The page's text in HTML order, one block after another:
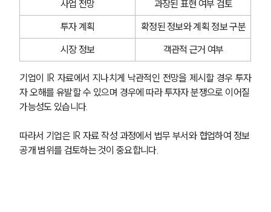
사업 전망
과장된 표현 여부 검토
투자 계획
확정된 정보와 계획 정보 구분
시장 정보
객관적 근거 여부
기업이 IR 자료에서 지나치게 낙관적인 전망을 제시할 경우 투자
자 오해를 유발할 수 있으며 경우에 따라 투자자 분쟁으로 이어질
가능성도 있습니다.
따라서 기업은 IR 자료 작성 과정에서 법무 부서와 협업하여 정보
공개 범위를 검토하는 것이 중요합니다.